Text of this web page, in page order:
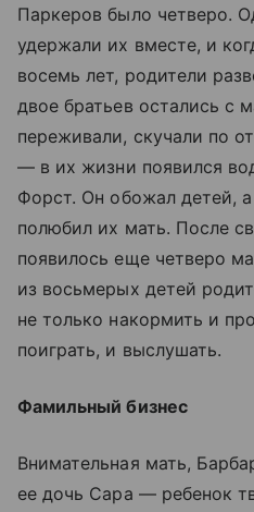
Паркеров было четверо.
удержали их вместе, и
восемь лет, родители
двое братьев остались с
переживали, скучали по
— в их жизни появился
Форст. Он обожал детей,
полюбил их мать. После
появилось еще четверо
из восьмерых детей
не только накормить и
поиграть, и выслушать.
Фамильный бизнес
Внимательная мать,
ее дочь Сара — ребенок